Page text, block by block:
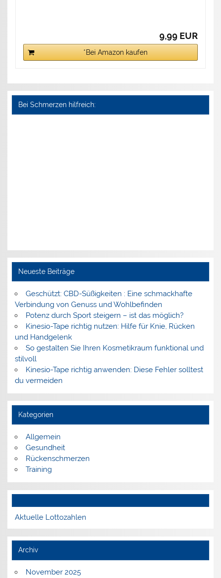
9,99 EUR
*Bei Amazon kaufen
Bei Schmerzen hilfreich:
Neueste Beiträge
Geschützt: CBD-Süßigkeiten : Eine schmackhafte
Verbindung von Genuss und Wohlbefinden
Potenz durch Sport steigern – ist das möglich?
Kinesio-Tape richtig nutzen: Hilfe für Knie, Rücken
und Handgelenk
So gestalten Sie Ihren Kosmetikraum funktional und
stilvoll
Kinesio-Tape richtig anwenden: Diese Fehler solltest
du vermeiden
Kategorien
Allgemein
Gesundheit
Rückenschmerzen
Training
Aktuelle Lottozahlen
Archiv
November 2025